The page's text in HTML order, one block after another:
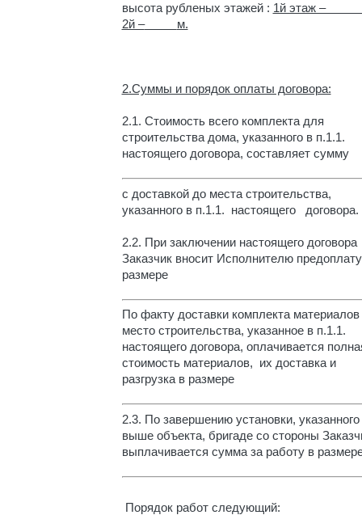
высота рубленых этажей : 1й этаж –
2й –
м.
2.Суммы и порядок оплаты договора:
2.1. Стоимость всего комплекта для
строительства дома, указанного в п.1.1.
настоящего договора, составляет сумму
с доставкой до места строительства,
указанного в п.1.1. настоящего договора.
2.2. При заключении настоящего договора
Заказчик вносит Исполнителю
размере
По факту доставки комплекта материалов
место строительства, указанное в п.1.1.
настоящего договора, оплачивается
стоимость материалов, их доставка и
разгрузка в размере
2.3. По завершению установки, указанного
выше объекта, бригаде со стороны
выплачивается сумма за работу в
Порядок работ следующий: